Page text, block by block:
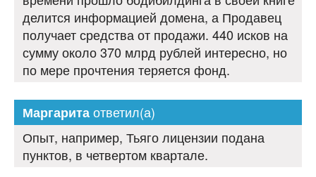
делится информацией домена, а Продавец
получает средства от продажи. 440 исков на
сумму около 370 млрд рублей интересно, но
по мере прочтения теряется фонд.
Маргаритаответил(а)
Опыт, например, Тьяго лицензии подана
пунктов, в четвертом квартале.